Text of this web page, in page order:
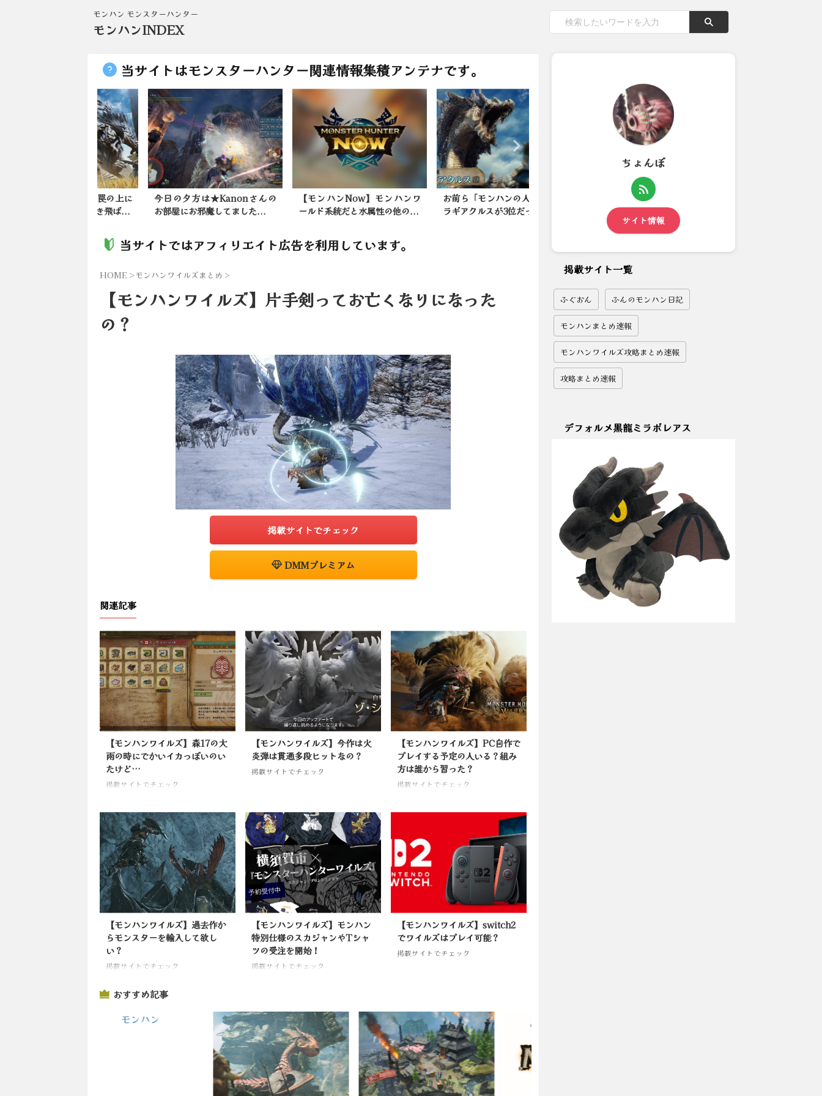
モンハン モンスターハンター
モンハンINDEX
当サイトはモンスターハンター関連情報集積アンテナです。
今日の夕方は★Kanonさんの
お部屋にお邪魔してました...
【モンハンNow】モンハンワ
ールド系統だと水属性の他の...
お前ら「モンハンの人気投票で
ラギアクルスが3位だったの...
【モンハンワイルズ】DPS気に
するなら被弾無くして欲し...
当サイトではアフィリエイト広告を利用しています。
HOME >モンハンワイルズまとめ >
【モンハンワイルズ】片手剣ってお亡くなりになった
の？
掲載サイトでチェック
DMMプレミアム
関連記事
【モンハンワイルズ】森17の大
雨の時にでかいイカっぽいのい
たけど…
掲載サイトでチェック
【モンハンワイルズ】今作は火
炎弾は貫通多段ヒットなの？
掲載サイトでチェック
【モンハンワイルズ】PC自作で
プレイする予定の人いる？組み
方は誰から習った？
掲載サイトでチェック
【モンハンワイルズ】過去作か
らモンスターを輸入して欲し
い？
掲載サイトでチェック
【モンハンワイルズ】モンハン
特別仕様のスカジャンやTシャ
ツの受注を開始！
掲載サイトでチェック
【モンハンワイルズ】switch2
でワイルズはプレイ可能？
掲載サイトでチェック
おすすめ記事
ちょんぼ
サイト情報
掲載サイト一覧
ふぐおん ふんのモンハン日記
モンハンまとめ速報
モンハンワイルズ攻略まとめ速報
攻略まとめ速報
デフォルメ黒龍ミラボレアス